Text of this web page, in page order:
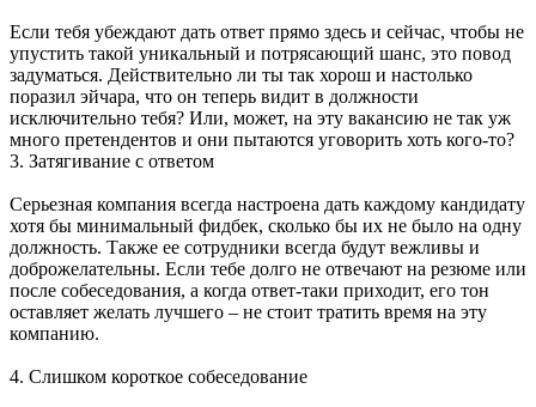
Если тебя убеждают дать ответ прямо здесь и сейчас, чтобы не
упустить такой уникальный и потрясающий шанс, это повод
задуматься. Действительно ли ты так хорош и настолько
поразил эйчара, что он теперь видит в должности
исключительно тебя? Или, может, на эту вакансию не так уж
много претендентов и они пытаются уговорить хоть кого-то?
3. Затягивание с ответом
Серьезная компания всегда настроена дать каждому кандидату
хотя бы минимальный фидбек, сколько бы их не было на одну
должность. Также ее сотрудники всегда будут вежливы и
доброжелательны. Если тебе долго не отвечают на резюме или
после собеседования, а когда ответ-таки приходит, его тон
оставляет желать лучшего – не стоит тратить время на эту
компанию.
4. Слишком короткое собеседование